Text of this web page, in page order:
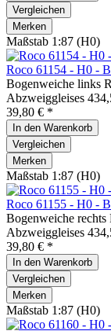
Vergleichen
Merken
Maßstab 1:87 (H0)
Roco 61154 - H0 -
Bogenweiche links
Abzweiggleises
39,80 € *
In den Warenkorb
Vergleichen
Merken
Maßstab 1:87 (H0)
Roco 61155 - H0 -
Bogenweiche rechts
Abzweiggleises
39,80 € *
In den Warenkorb
Vergleichen
Merken
Maßstab 1:87 (H0)